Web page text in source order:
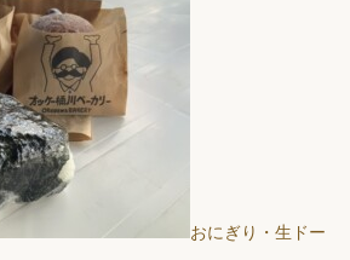
おにぎり・生ドー